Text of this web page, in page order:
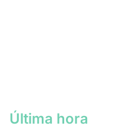
Última hora